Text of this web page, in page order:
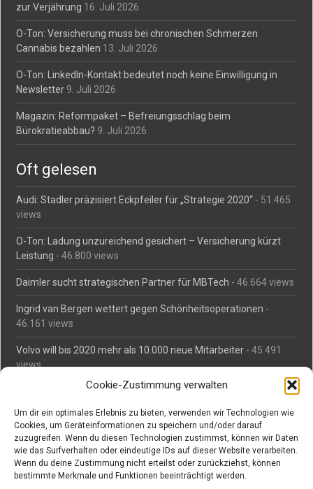
Cookie-Zustimmung verwalten
Um dir ein optimales Erlebnis zu bieten, verwenden wir Technologien wie
Cookies, um Geräteinformationen zu speichern und/oder darauf
zuzugreifen. Wenn du diesen Technologien zustimmst, können wir Daten
wie das Surfverhalten oder eindeutige IDs auf dieser Website verarbeiten.
Wenn du deine Zustimmung nicht erteilst oder zurückziehst, können
bestimmte Merkmale und Funktionen beeinträchtigt werden.
zur Verjährung 16. Juli 2026
O-Ton: Versicherung muss bei chronischen Schmerzen
Cannabis bezahlen 13. Juli 2026
O-Ton: LinkedIn-Kontakt bedeutet noch keine Einwilligung in
Newsletter 9. Juli 2026
Magazin: Reformpaket – Befreiungsschlag beim
Bürokratieabbau? 9. Juli 2026
Oft gelesen
Audi: Stadler präzisiert Eckpfeiler für „Strategie 2020“ - 51.465
views
O-Ton: Ladung unzureichend gesichert – Versicherung kürzt
Leistung - 46.800 views
Daimler sucht strategischen Partner für MBTech - 46.664 views
Ingrid van Bergen wettert gegen Schönheitsoperationen -
46.161 views
Volvo will bis 2020 mehr als 10.000 neue Mitarbeiter - 45.491
views
Mäßiges Interesse an Daimlers MBtech- 44.716 views
O-Ton: Wer muss Schaden für abgedriftete Silvesterraketen
zahlen? - 42.378 views
Kollegengespräch: Urteile zum Grillen- 42.063 views